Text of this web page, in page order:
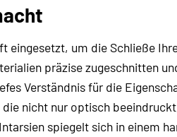
um die Schließe
präzise zugeschnitten
Verständnis für die
nicht nur optisch
spiegelt sich in einem